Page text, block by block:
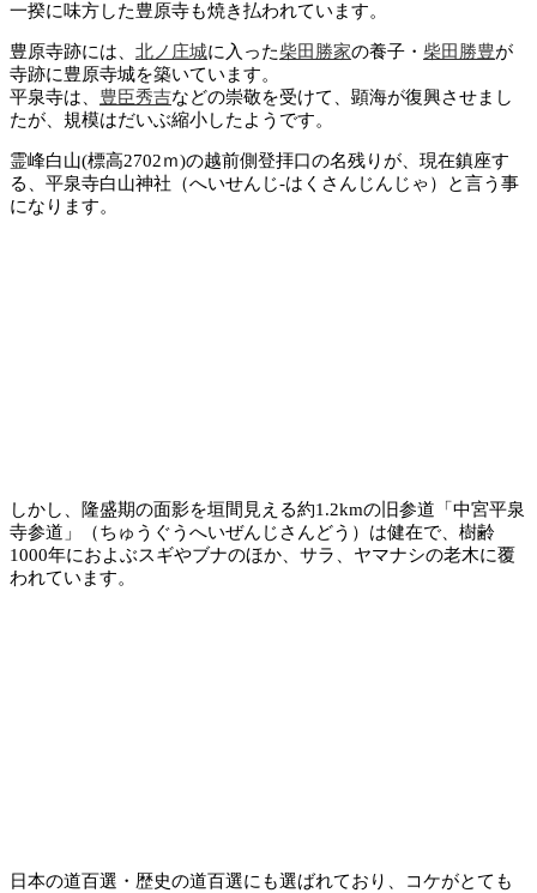
一揆に味方した豊原寺も焼き払われています。
豊原寺跡には、 北ノ庄城に入った柴田勝家の養子・ 柴田勝豊が
寺跡に豊原寺城を築いています。
平泉寺は、 豊臣秀吉などの崇敬を受けて、顕海が復興させまし
たが、規模はだいぶ縮小したようです。
霊峰白山(標高2702ｍ)の越前側登拝口の名残りが、現在鎮座す
る、平泉寺白山神社（へいせんじ-はくさんじんじゃ）と言う事
になります。
しかし、隆盛期の面影を垣間見える約1.2kmの旧参道「中宮平泉
寺参道」（ちゅうぐうへいぜんじさんどう）は健在で、樹齢
1000年におよぶスギやブナのほか、サラ、ヤマナシの老木に覆
われています。
日本の道百選・歴史の道百選にも選ばれており、コケがとても